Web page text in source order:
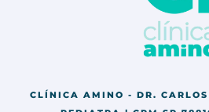
CLÍNICA AMINO - DR.